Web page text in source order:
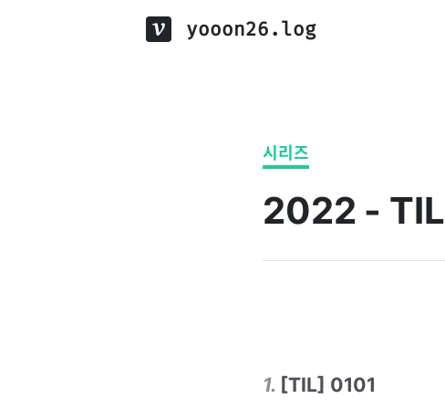
yooon26.log
시리즈
2022 - TIL
1. [TIL] 0101